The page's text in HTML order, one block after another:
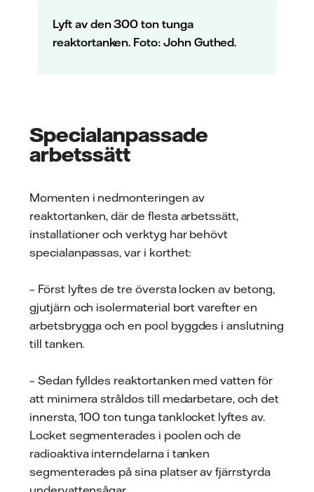
Lyft av den 300 ton tunga
reaktortanken. Foto: John Guthed.
Specialanpassade
arbetssätt
Momenten i nedmonteringen av
reaktortanken, där de flesta arbetssätt,
installationer och verktyg har behövt
specialanpassas, var i korthet:
– Först lyftes de tre översta locken av betong,
gjutjärn och isolermaterial bort varefter en
arbetsbrygga och en pool byggdes i anslutning
till tanken.
– Sedan fylldes reaktortanken med vatten för
att minimera stråldos till medarbetare, och det
innersta, 100 ton tunga tanklocket lyftes av.
Locket segmenterades i poolen och de
radioaktiva interndelarna i tanken
segmenterades på sina platser av fjärrstyrda